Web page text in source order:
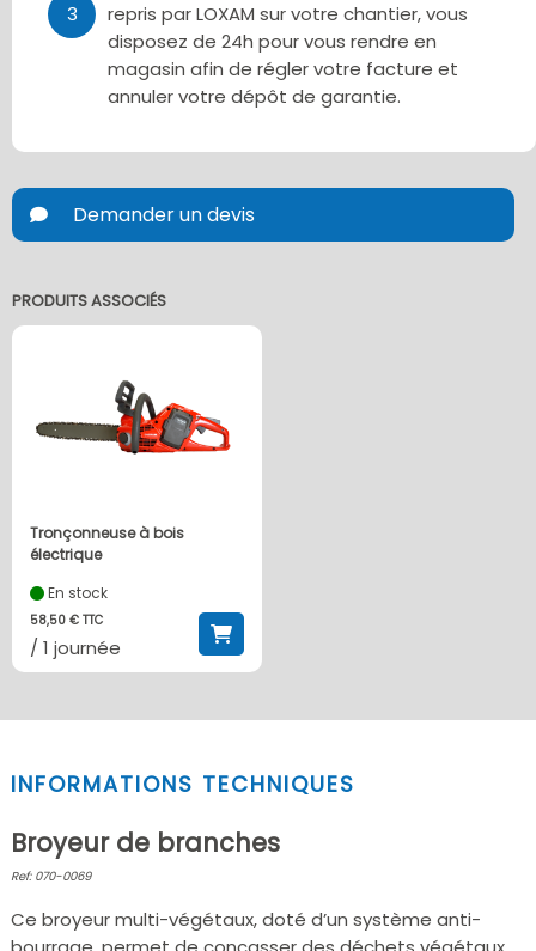
3
repris par LOXAM sur votre chantier, vous
disposez de 24h pour vous rendre en
magasin afin de régler votre facture et
annuler votre dépôt de garantie.
Demander un devis
PRODUITS ASSOCIÉS
Tronçonneuse à bois
électrique
En stock
58,50 € TTC
/ 1 journée
INFORMATIONS TECHNIQUES
Broyeur de branches
Ref: 070-0069
Ce broyeur multi-végétaux, doté d’un système anti-